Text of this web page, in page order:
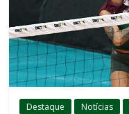
Destaque Notícias